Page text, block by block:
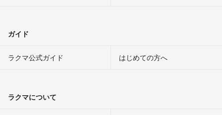
ガイド
ラクマ公式ガイド はじめての方へ
ラクマについて